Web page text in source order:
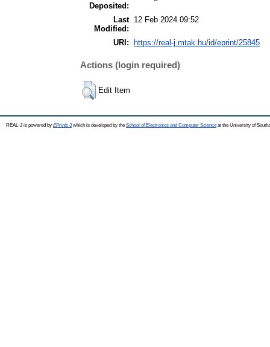
Deposited:
Last
Modified:
12 Feb 2024 09:52
URI: https://real-j.mtak.hu/id/eprint/25845
Actions (login required)
Edit Item
REAL-J is powered by EPrints 3which is developed by the School of Electronics and Computer Science at the University of